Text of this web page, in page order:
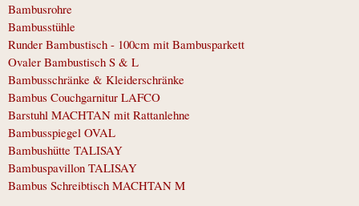
Bambusrohre
Bambusstühle
Runder Bambustisch - 100cm mit Bambusparkett
Ovaler Bambustisch S & L
Bambusschränke & Kleiderschränke
Bambus Couchgarnitur LAFCO
Barstuhl MACHTAN mit Rattanlehne
Bambusspiegel OVAL
Bambushütte TALISAY
Bambuspavillon TALISAY
Bambus Schreibtisch MACHTAN M